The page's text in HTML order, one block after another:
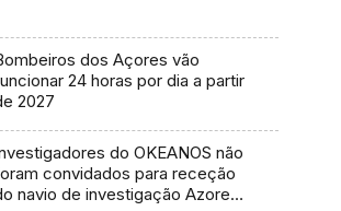
dos Açores vão
24 horas por dia a partir
2027
do OKEANOS não
convidados para receção
navio de investigação Azores